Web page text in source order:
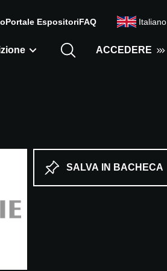
ACCEDERE
Portale EspositoriFAQ Italiano
SALVA IN BACHECA